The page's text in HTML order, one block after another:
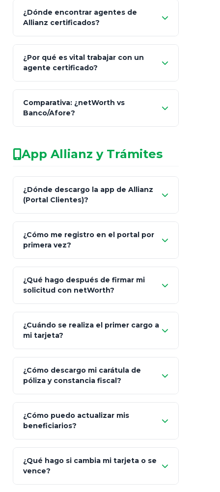
¿Dónde encontrar agentes de
Allianz certificados?
Seguros y Fianzas (CNSF)
netWorth
patrimonio con asesores informales en
redes sociales.
¿Por qué es vital trabajar con un
agente certificado?
consultor técnico
legalmente facultado
Comparativa: ¿netWorth vs
Banco/Afore?
Característica netWorth (Certificado)
Fiscalidad Estrategia Art. 151 / 93
App Allianz y Trámites
¿Dónde descargo la app de Allianz
(Portal Clientes)?
Client"
App Store (iOS) Google Play
¿Cómo me registro en el portal por
primera vez?
Bienvenida
"¿Aún no tienes cuenta?
Regístrate"
¿Qué hago después de firmar mi
solicitud con netWorth?
¿Cuándo se realiza el primer cargo a
mi tarjeta?
¿Cómo descargo mi carátula de
póliza y constancia fiscal?
"Mis Pólizas" > "Documentos"
¿Cómo puedo actualizar mis
beneficiarios?
¿Qué hago si cambia mi tarjeta o se
vence?